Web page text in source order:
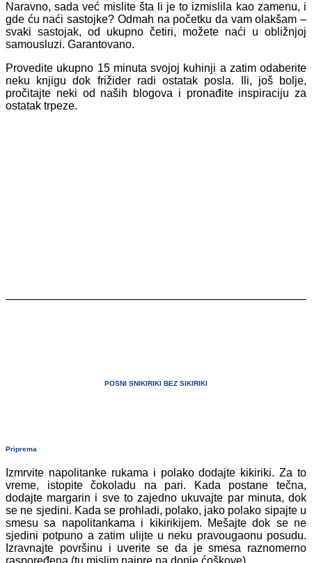
Naravno, sada već mislite šta li je to izmislila kao zamenu, i
gde ću naći sastojke? Odmah na početku da vam olakšam –
svaki sastojak, od ukupno četiri, možete naći u obližnjoj
samousluzi. Garantovano.
Provedite ukupno 15 minuta svojoj kuhinji a zatim odaberite
neku knjigu dok frižider radi ostatak posla. Ili, još bolje,
pročitajte neki od naših blogova i pronađite inspiraciju za
ostatak trpeze.
POSNI SNIKIRIKI BEZ SIKIRIKI
Priprema
Izmrvite napolitanke rukama i polako dodajte kikiriki. Za to
vreme, istopite čokoladu na pari. Kada postane tečna,
dodajte margarin i sve to zajedno ukuvajte par minuta, dok
se ne sjedini. Kada se prohladi, polako, jako polako sipajte u
smesu sa napolitankama i kikirikijem. Mešajte dok se ne
sjedini potpuno a zatim ulijte u neku pravougaonu posudu.
Izravnajte površinu i uverite se da je smesa raznomerno
raspoređena (tu mislim najpre na donje ćoškove).